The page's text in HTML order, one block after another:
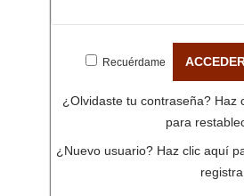
Recuérdame
¿Olvidaste tu contraseña? Haz
para
¿Nuevo usuario? Haz clic aquí